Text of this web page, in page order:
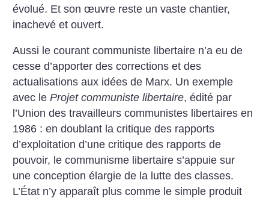
évolué. Et son œuvre reste un vaste chantier,
inachevé et ouvert.
Aussi le courant communiste libertaire n’a eu de
cesse d’apporter des corrections et des
actualisations aux idées de Marx. Un exemple
avec leProjet communiste libertaire, édité par
l’Union des travailleurs communistes libertaires en
1986 : en doublant la critique des rapports
d’exploitation d’une critique des rapports de
pouvoir, le communisme libertaire s’appuie sur
une conception élargie de la lutte des classes.
L’État n’y apparaît plus comme le simple produit